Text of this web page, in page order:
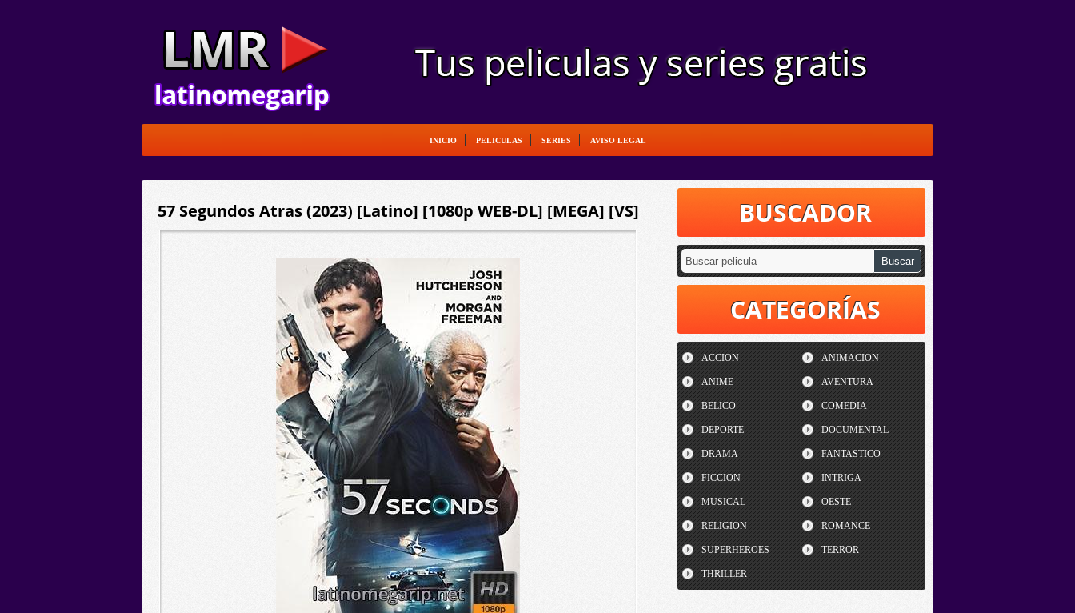
INICIO PELICULAS SERIES AVISO LEGAL
57 Segundos Atras (2023) [Latino] [1080p WEB-DL] [MEGA] [VS] BUSCADOR
CATEGORÍAS
ACCION ANIMACION
ANIME AVENTURA
BELICO COMEDIA
DEPORTE DOCUMENTAL
DRAMA FANTASTICO
FICCION INTRIGA
MUSICAL OESTE
RELIGION ROMANCE
SUPERHEROES TERROR
THRILLER